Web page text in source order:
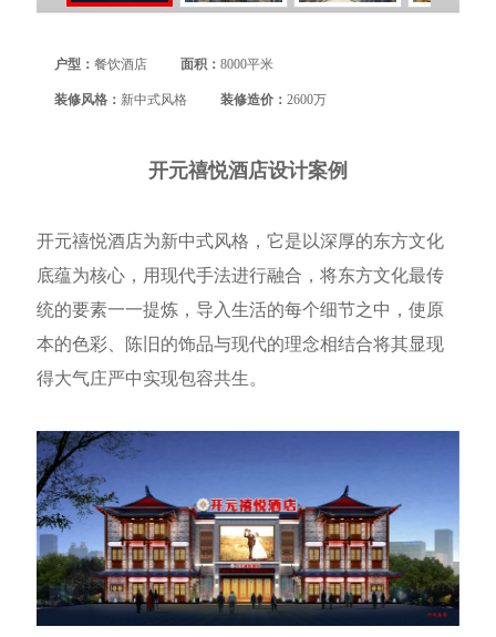
户型： 餐饮酒店 面积： 8000平米
装修风格： 新中式风格 装修造价： 2600万
开元禧悦酒店设计案例
开元禧悦酒店为新中式风格，它是 以深厚的东方文化
底蕴为核心，用现代手法进行融合，将东方文化最传
统的要素一一提炼，导入生活的每个细节之中，使原
本的色彩
陈旧的饰品与现代的理念相结合将其显现
得大气庄严中实现包容共生。